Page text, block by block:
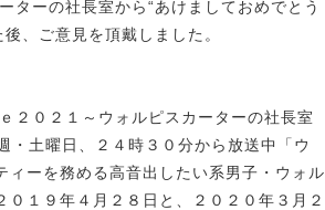
ターの社長室から“あけましておめでとう
、ご意見を頂戴しました。
２０２１～ウォルピスカーターの社長室
・土曜日、２４時３０分から放送中「ウ
ーを務める高音出したい系男子・ウォル
１９年４月２８日と、２０２０年３月２